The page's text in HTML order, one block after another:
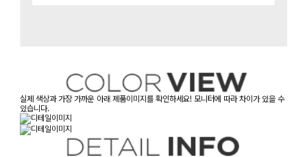
실제 색상과 가장 가까운 아래 제품이미지를 확인하세요! 모니터에 따라 차이가 있을 수
있습니다.